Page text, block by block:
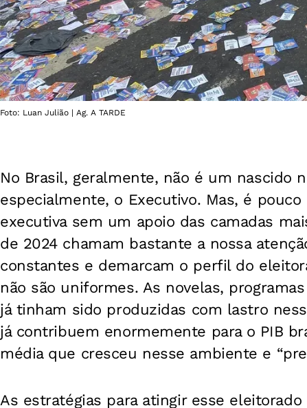
Foto: Luan Julião | Ag. A TARDE
No Brasil, geralmente, não é um nascido
especialmente, o Executivo. Mas, é
executiva sem um apoio das camadas
de 2024 chamam bastante a nossa
constantes e demarcam o perfil do
não são uniformes. As novelas,
já tinham sido produzidas com lastro
já contribuem enormemente para o PIB
média que cresceu nesse ambiente e
As estratégias para atingir esse